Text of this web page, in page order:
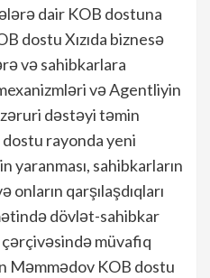
dair KOB dostuna
dostu Xızıda biznesə
və sahibkarlara
və Agentliyin
dəstəyi təmin
rayonda yeni
yaranması, sahibkarların
onların qarşılaşdıqları
dövlət-sahibkar
çərçivəsində müvafiq
Məmmədov KOB dostu